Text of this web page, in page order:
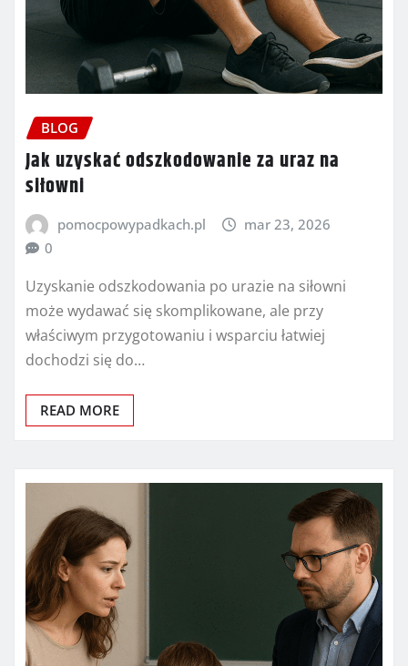
BLOG
Jak uzyskać odszkodowanie za uraz na
siłowni
pomocpowypadkach.pl
mar 23, 2026
0
Uzyskanie odszkodowania po urazie na siłowni
może wydawać się skomplikowane, ale przy
właściwym przygotowaniu i wsparciu łatwiej
dochodzi się do…
READ MORE